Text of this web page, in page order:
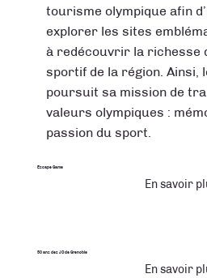
tourisme olympique afin
explorer les sites
à redécouvrir la richesse
sportif de la région. Ainsi,
poursuit sa mission de
valeurs olympiques :
passion du sport.
Escape Game
En savoir
50 ans des JO de Grenoble
En savoir